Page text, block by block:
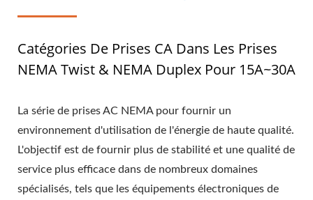
Catégories De Prises CA Dans Les Prises
NEMA Twist & NEMA Duplex Pour 15A~30A
La série de prises AC NEMA pour fournir un
environnement d'utilisation de l'énergie de haute qualité.
L'objectif est de fournir plus de stabilité et une qualité de
service plus efficace dans de nombreux domaines
spécialisés, tels que les équipements électroniques de